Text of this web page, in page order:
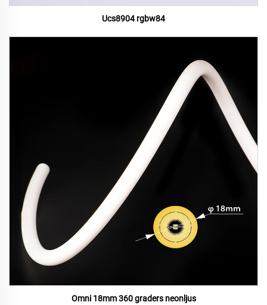
Ucs8904 rgbw84
Omni 18mm 360 graders neonljus